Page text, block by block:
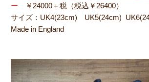
ー ￥24000＋税（税込￥26400）
サイズ：UK4(23cm) UK5(24cm)
Made in England